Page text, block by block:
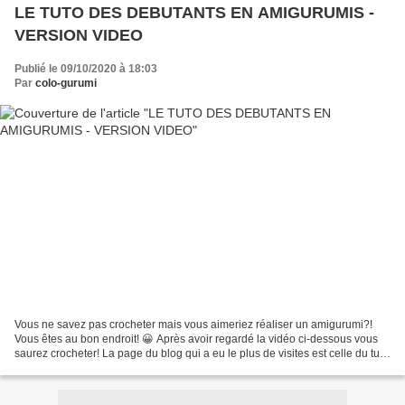
LE TUTO DES DEBUTANTS EN AMIGURUMIS -
VERSION VIDEO
Publié le 09/10/2020 à 18:03
Par colo-gurumi
Vous ne savez pas crocheter mais vous aimeriez réaliser un amigurumi?!
Vous êtes au bon endroit! 😀 Après avoir regardé la vidéo ci-dessous vous
saurez crocheter! La page du blog qui a eu le plus de visites est celle du tuto